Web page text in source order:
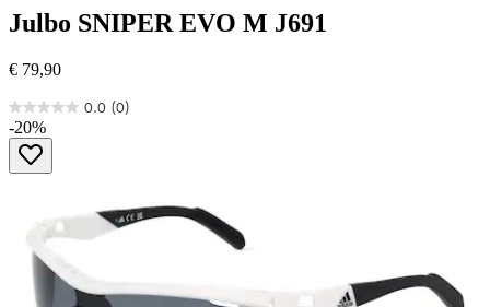
Julbo SNIPER EVO M J691
€ 79,90
0.0 (0)
0.0
von
Sternen.
-20%